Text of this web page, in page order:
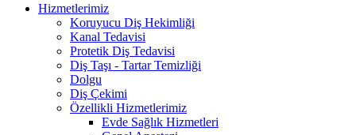
Hizmetlerimiz
Koruyucu Diş Hekimliği
Kanal Tedavisi
Protetik Diş Tedavisi
Diş Taşı - Tartar Temizliği
Dolgu
Diş Çekimi
Özellikli Hizmetlerimiz
Evde Sağlık Hizmetleri